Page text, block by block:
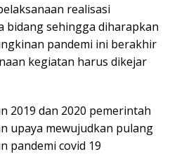
realisasi
bidang sehingga diharapkan
pandemi ini berakhir
kegiatan harus dikejar
2019 dan 2020 pemerintah
upaya mewujudkan pulang
pandemi covid 19